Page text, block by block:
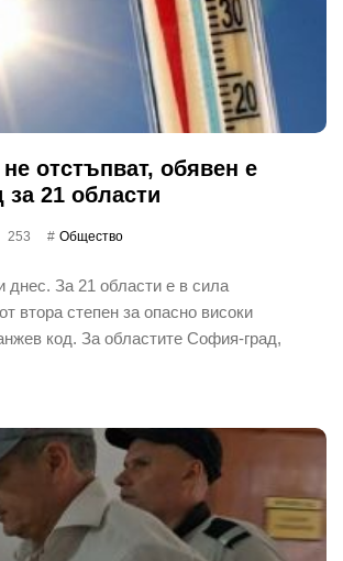
отстъпват, обявен е
21 области
253 Общество
За 21 области е в сила
втора степен за опасно високи
код. За областите София-град,